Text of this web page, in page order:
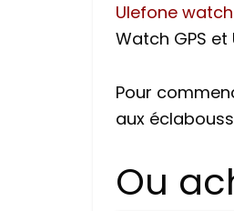
Ulefone watch
Watch GPS
Pour
aux
Ou